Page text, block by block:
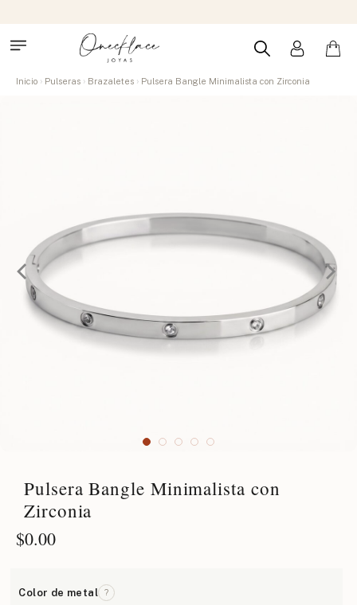
Inicio Pulseras Brazaletes Pulsera Bangle Minimalista con Zirconia
Pulsera Bangle Minimalista con
Zirconia
$0.00
Color de metal ?